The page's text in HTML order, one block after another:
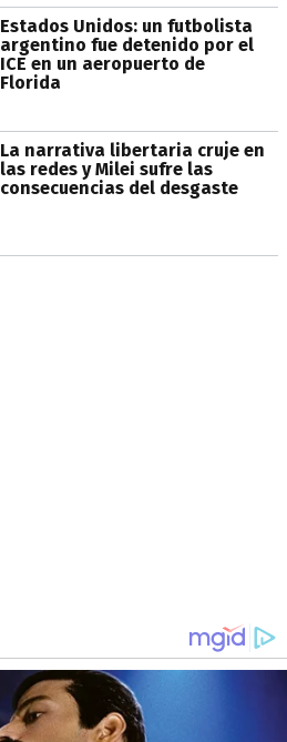
Estados Unidos: un futbolista
argentino fue detenido por el
ICE en un aeropuerto de
Florida
La narrativa libertaria cruje en
las redes y Milei sufre las
consecuencias del desgaste